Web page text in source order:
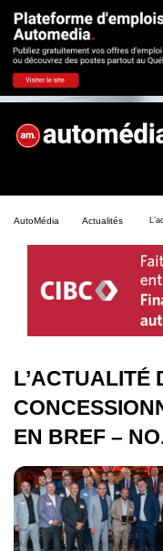
AutoMédia Actualités
L’ACTUALITÉ
EN BREF –